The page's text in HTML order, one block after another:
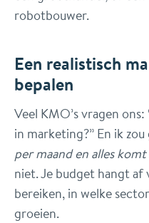
robotbouwer.
Een realistisch
bepalen
Veel KMO’s vragen
in marketing?” En ik
per maand en alles
niet. Je budget hangt af
bereiken, in welke
groeien.